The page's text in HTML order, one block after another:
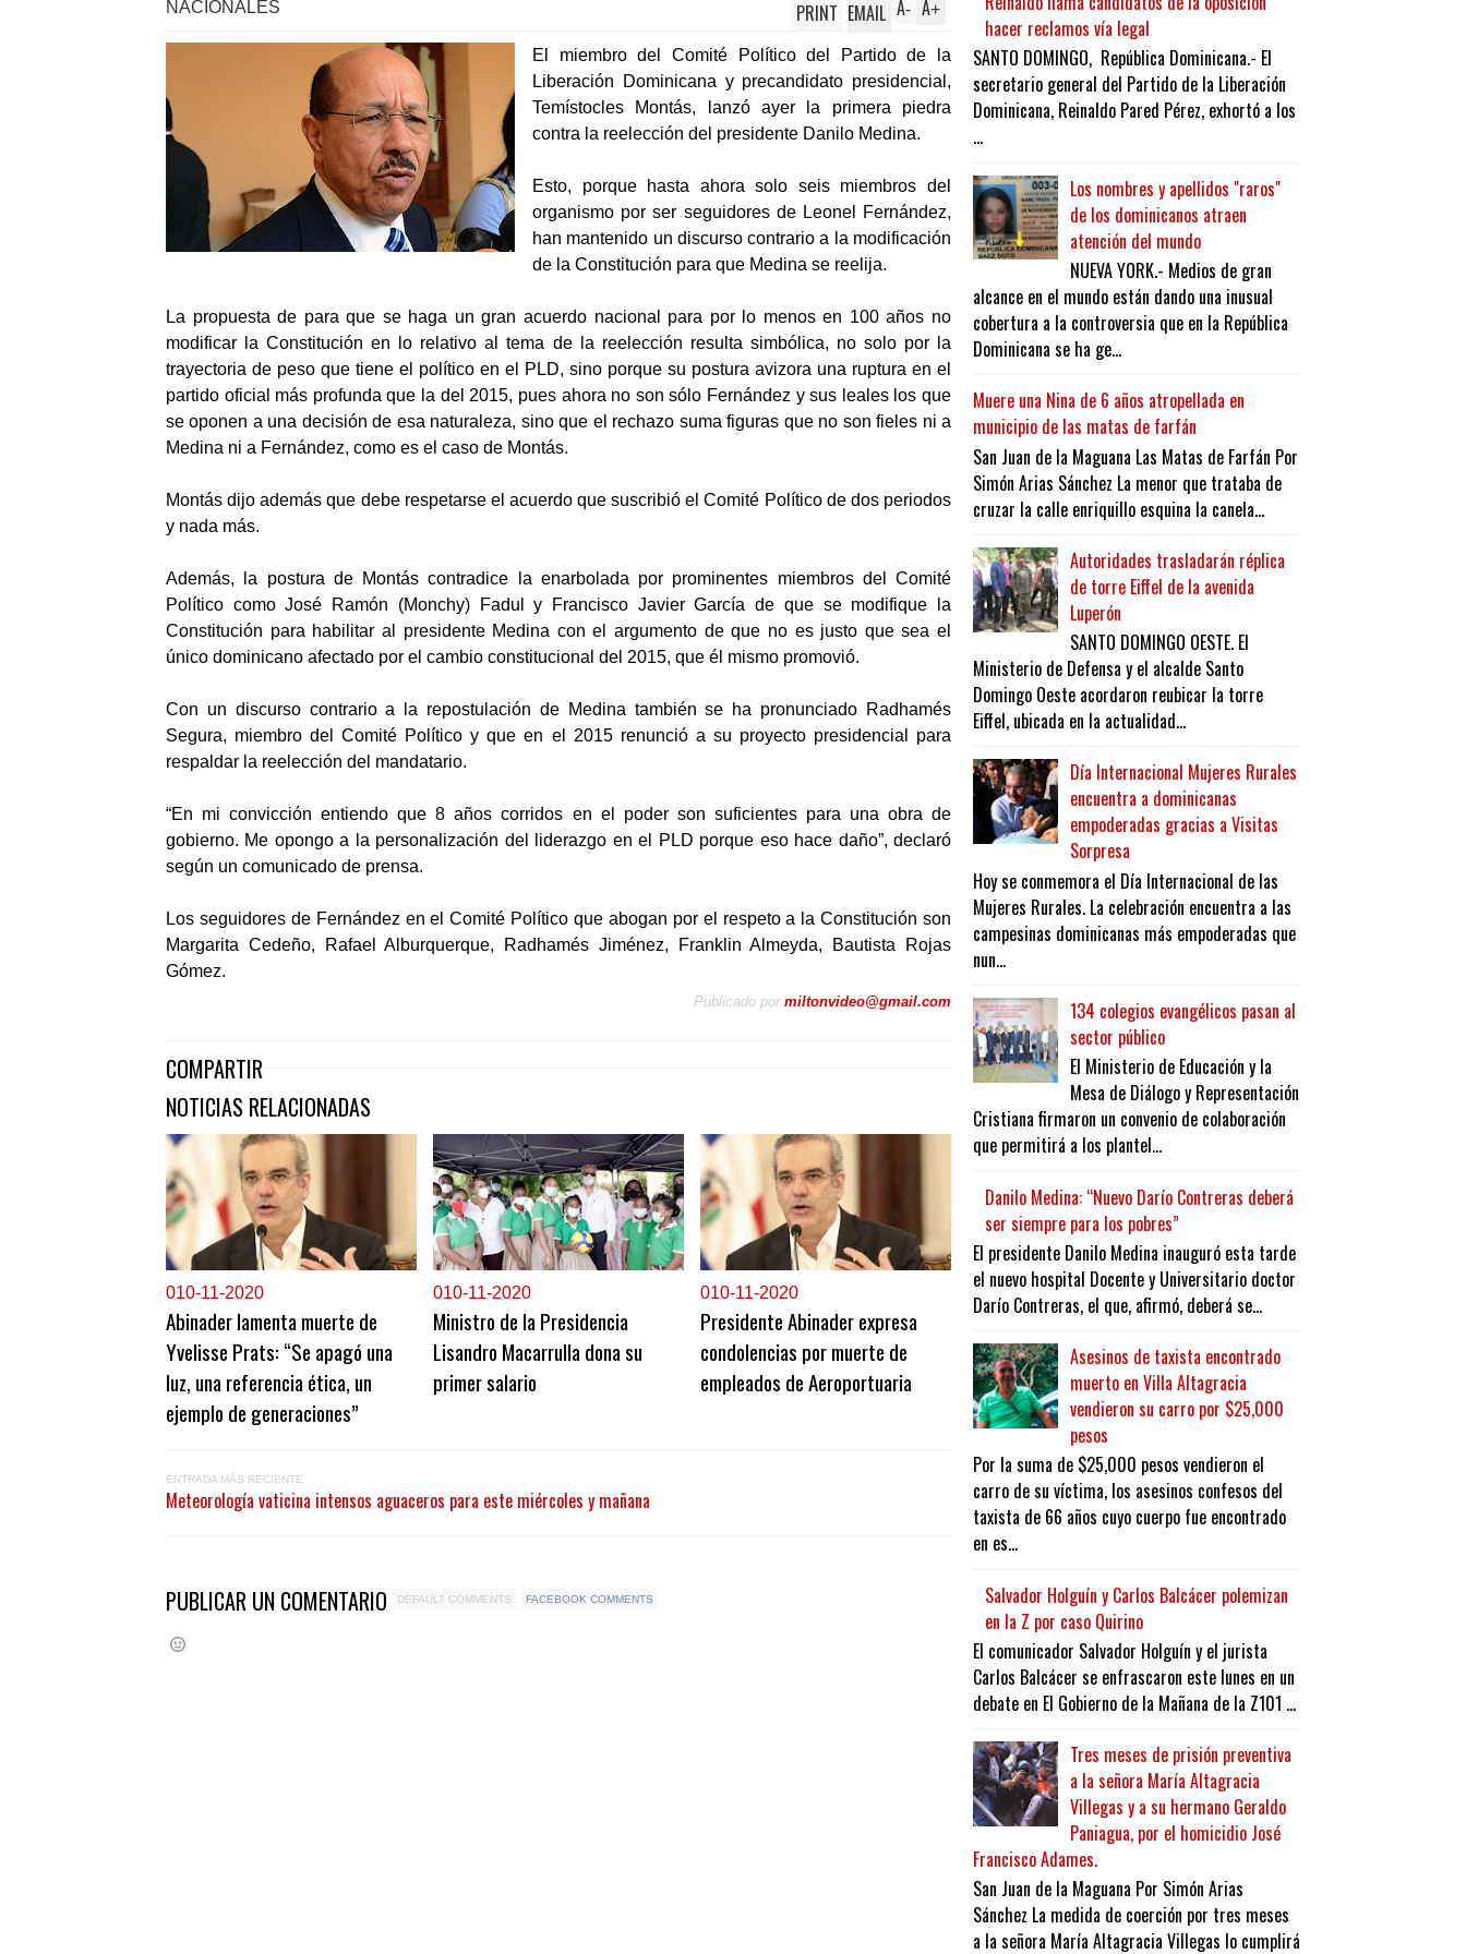
NACIONALES A+
A-
PRINT EMAIL
El miembro del Comité Político del Partido de la
Liberación Dominicana y precandidato presidencial,
Temístocles Montás, lanzó ayer la primera piedra
contra la reelección del presidente Danilo Medina.
Esto, porque hasta ahora solo seis miembros del
organismo por ser seguidores de Leonel Fernández,
han mantenido un discurso contrario a la modificación
de la Constitución para que Medina se reelija.
La propuesta de para que se haga un gran acuerdo nacional para por lo menos en 100 años no
modificar la Constitución en lo relativo al tema de la reelección resulta simbólica, no solo por la
trayectoria de peso que tiene el político en el PLD, sino porque su postura avizora una ruptura en el
partido oficial más profunda que la del 2015, pues ahora no son sólo Fernández y sus leales los que
se oponen a una decisión de esa naturaleza, sino que el rechazo suma figuras que no son fieles ni a
Medina ni a Fernández, como es el caso de Montás.
Montás dijo además que debe respetarse el acuerdo que suscribió el Comité Político de dos periodos
y nada más.
Además, la postura de Montás contradice la enarbolada por prominentes miembros del Comité
Político como José Ramón (Monchy) Fadul y Francisco Javier García de que se modifique la
Constitución para habilitar al presidente Medina con el argumento de que no es justo que sea el
único dominicano afectado por el cambio constitucional del 2015, que él mismo promovió.
Con un discurso contrario a la repostulación de Medina también se ha pronunciado Radhamés
Segura, miembro del Comité Político y que en el 2015 renunció a su proyecto presidencial para
respaldar la reelección del mandatario.
“En mi convicción entiendo que 8 años corridos en el poder son suficientes para una obra de
gobierno. Me opongo a la personalización del liderazgo en el PLD porque eso hace daño”, declaró
según un comunicado de prensa.
Los seguidores de Fernández en el Comité Político que abogan por el respeto a la Constitución son
Margarita Cedeño, Rafael Alburquerque, Radhamés Jiménez, Franklin Almeyda, Bautista Rojas
Gómez.
Publicado por miltonvideo@gmail.com
COMPARTIR
NOTICIAS RELACIONADAS
010-11-2020
Abinader lamenta muerte de
Yvelisse Prats: “Se apagó una
luz, una referencia ética, un
ejemplo de generaciones”
010-11-2020
Ministro de la Presidencia
Lisandro Macarrulla dona su
primer salario
010-11-2020
Presidente Abinader expresa
condolencias por muerte de
empleados de Aeroportuaria
ENTRADA MÁS RECIENTE
Meteorología vaticina intensos aguaceros para este miércoles y mañana
PUBLICAR UN COMENTARIO DEFAULT COMMENTS FACEBOOK COMMENTS
hacer reclamos vía legal
SANTO DOMINGO, República Dominicana.- El
secretario general del Partido de la Liberación
Dominicana, Reinaldo Pared Pérez, exhortó a los
...
Los nombres y apellidos "raros"
de los dominicanos atraen
atención del mundo
NUEVA YORK.- Medios de gran
alcance en el mundo están dando una inusual
cobertura a la controversia que en la República
Dominicana se ha ge...
Muere una Nina de 6 años atropellada en
municipio de las matas de farfán
San Juan de la Maguana Las Matas de Farfán Por
Simón Arias Sánchez La menor que trataba de
cruzar la calle enriquillo esquina la canela...
Autoridades trasladarán réplica
de torre Eiffel de la avenida
Luperón
SANTO DOMINGO OESTE. El
Ministerio de Defensa y el alcalde Santo
Domingo Oeste acordaron reubicar la torre
Eiffel, ubicada en la actualidad...
Día Internacional Mujeres Rurales
encuentra a dominicanas
empoderadas gracias a Visitas
Sorpresa
Hoy se conmemora el Día Internacional de las
Mujeres Rurales. La celebración encuentra a las
campesinas dominicanas más empoderadas que
nun...
134 colegios evangélicos pasan al
sector público
El Ministerio de Educación y la
Mesa de Diálogo y Representación
Cristiana firmaron un convenio de colaboración
que permitirá a los plantel...
Danilo Medina: “Nuevo Darío Contreras deberá
ser siempre para los pobres”
El presidente Danilo Medina inauguró esta tarde
el nuevo hospital Docente y Universitario doctor
Darío Contreras, el que, afirmó, deberá se...
Asesinos de taxista encontrado
muerto en Villa Altagracia
vendieron su carro por $25,000
pesos
Por la suma de $25,000 pesos vendieron el
carro de su víctima, los asesinos confesos del
taxista de 66 años cuyo cuerpo fue encontrado
en es...
Salvador Holguín y Carlos Balcácer polemizan
en la Z por caso Quirino
El comunicador Salvador Holguín y el jurista
Carlos Balcácer se enfrascaron este lunes en un
debate en El Gobierno de la Mañana de la Z101 ...
Tres meses de prisión preventiva
a la señora María Altagracia
Villegas y a su hermano Geraldo
Paniagua, por el homicidio José
Francisco Adames.
San Juan de la Maguana Por Simón Arias
Sánchez La medida de coerción por tres meses
a la señora María Altagracia Villegas lo cumplirá